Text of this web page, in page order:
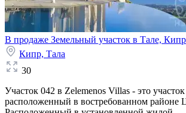
В продаже Земельный участок в Тале, Кипр
Кипр, Тала
30
Участок 042 в Zelemenos Villas - это участок
расположенный в востребованном районе